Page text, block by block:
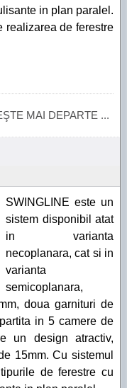
in plan paralel.
realizarea de ferestre
MAI DEPARTE ...
SWINGLINE este un
sistem disponibil atat
in varianta
necoplanara, cat si in
varianta
semicoplanara,
doua garnituri de
in 5 camere de
un design atractiv,
15mm. Cu sistemul
de ferestre cu